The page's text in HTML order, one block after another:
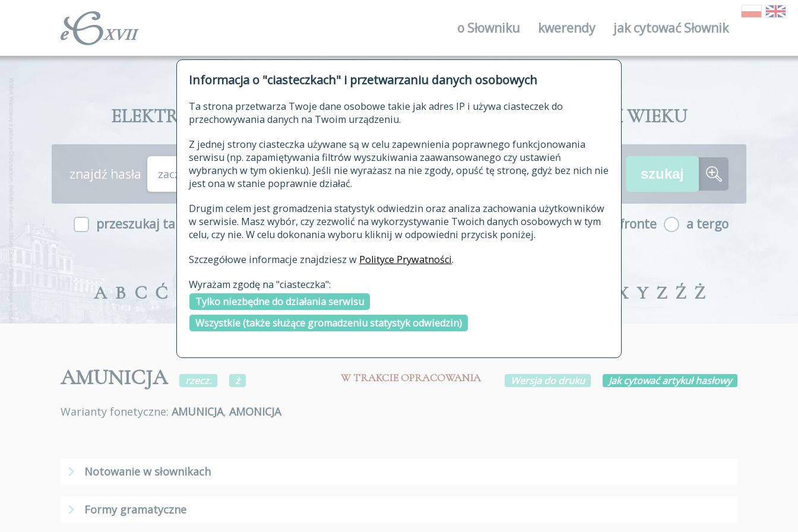
Informacja o "ciasteczkach" i przetwarzaniu danych osobowych
Ta strona przetwarza Twoje dane osobowe takie jak adres IP i używa ciasteczek do
przechowywania danych na Twoim urządzeniu.
Z jednej strony ciasteczka używane są w celu zapewnienia poprawnego funkcjonowania
serwisu (np. zapamiętywania filtrów wyszukiwania zaawansowanego czy ustawień
wybranych w tym okienku). Jeśli nie wyrażasz na nie zgody, opuść tę stronę, gdyż bez nich nie
jest ona w stanie poprawnie działać.
Drugim celem jest gromadzenia statystyk odwiedzin oraz analiza zachowania użytkowników
w serwisie. Masz wybór, czy zezwolić na wykorzystywanie Twoich danych osobowych w tym
celu, czy nie. W celu dokonania wyboru kliknij w odpowiedni przycisk poniżej.
Szczegółowe informacje znajdziesz w Polityce Prywatności.
Wyrażam zgodę na "ciasteczka":
Tylko niezbędne do działania serwisu
Wszystkie (także służące gromadzeniu statystyk odwiedzin)
o Słowniku
historia
publikacje
autorzy tekstów źródłowych
zasady opracowania
najnowsze hasła
ostatnio zmodyfikowane
kwerendy jak cytować Słownik
ELEKTRONICZNY SŁOWNIK JĘZYKA POLSKIEGO XVII I XVIII WIEKU
znajdź hasła zaczynające się od
przeszukaj także hasła w indeksie a fronte a tergo
A B C Ć E F G H I J K L Ł M X Y Z Ź Ż
AMUNICJA rzecz. ż W TRAKCIE OPRACOWANIA Wersja do druku Jak cytować artykuł hasłowy
Warianty fonetyczne: AMUNICJA, AMONICJA
Notowanie w słownikach
Formy gramatyczne